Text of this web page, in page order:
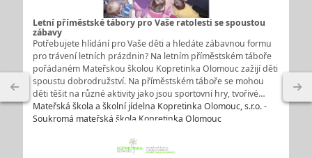
Letní příměstské tábory pro Vaše ratolesti se spoustou
zábavy
Potřebujete hlídání pro Vaše děti a hledáte zábavnou formu
pro trávení letních prázdnin? Na letním příměstském táboře
pořádaném Mateřskou školou Kopretinka Olomouc zažijí děti
spoustu dobrodružství. Na příměstském táboře se mohou
děti těšit na různé aktivity jako jsou sportovní hry, tvořivé…
Mateřská škola a školní jídelna Kopretinka Olomouc, s.r.o. -
Soukromá mateřská škola Kopretinka Olomouc